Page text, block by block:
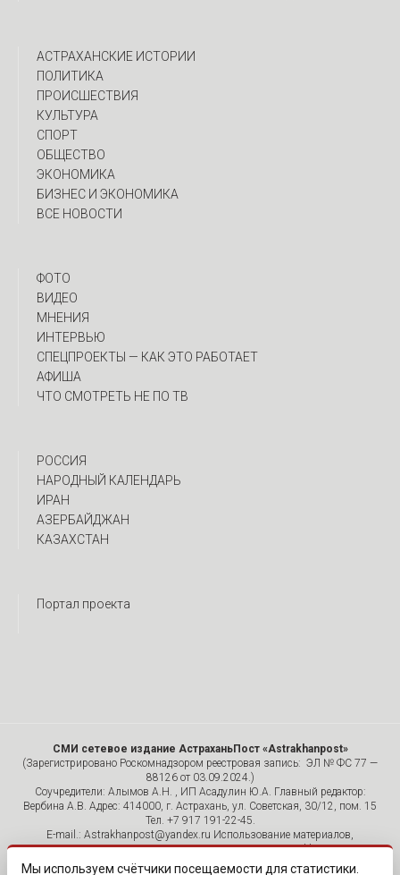
АСТРАХАНСКИЕ ИСТОРИИ
ПОЛИТИКА
ПРОИСШЕСТВИЯ
КУЛЬТУРА
СПОРТ
ОБЩЕСТВО
ЭКОНОМИКА
БИЗНЕС И ЭКОНОМИКА
ВСЕ НОВОСТИ
ФОТО
ВИДЕО
МНЕНИЯ
ИНТЕРВЬЮ
CПЕЦПРОЕКТЫ — КАК ЭТО РАБОТАЕТ
АФИША
ЧТО СМОТРЕТЬ НЕ ПО ТВ
РОССИЯ
НАРОДНЫЙ КАЛЕНДАРЬ
ИРАН
АЗЕРБАЙДЖАН
КАЗАХСТАН
Портал проекта
СМИ сетевое издание АстраханьПост «Astrakhanpost»
(Зарегистрировано Роскомнадзором реестровая запись: ЭЛ № ФС 77 —
88126 от 03.09.2024.)
Соучредители: Алымов А.Н. , ИП Асадулин Ю.А. Главный редактор:
Вербина А.В. Адрес: 414000, г. Астрахань, ул. Советская, 30/12, пом. 15
Тел. +7 917 191-22-45.
E-mail.: Astrakhanpost@yandex.ru Использование материалов,
размещенных на страницах сетевого издания «Astrakhanpost»,
допускается исключительно с указанием источника и публикацией
Мы используем счётчики посещаемости для статистики.